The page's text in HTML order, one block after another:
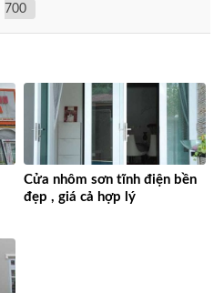
700
Cửa nhôm sơn tĩnh điện bền
đẹp , giá cả hợp lý